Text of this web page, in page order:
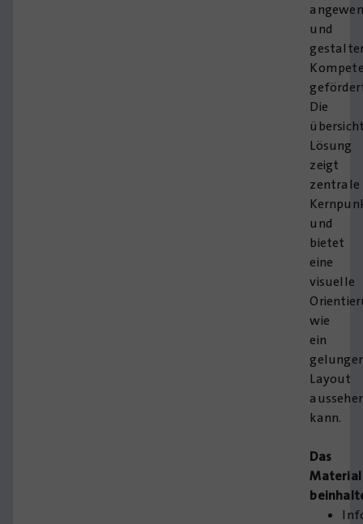
und
Die
Lösung
zeigt
zentrale
und
bietet
eine
visuelle
wie
ein
Layout
kann.
Das
Material